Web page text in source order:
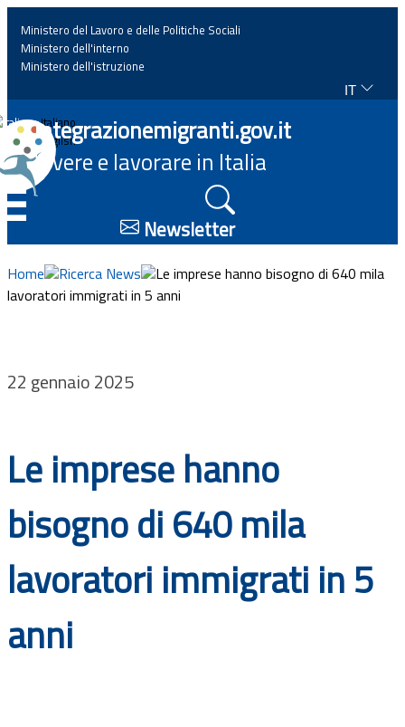
Home
News
Approfondimenti
Eventi
Progetti
Bandi
Guide
Ministero del Lavoro e delle Politiche Sociali
Ministero dell'interno
Ministero dell'istruzione
IT
Italiano
English
Integrazionemigranti.gov.it
Vivere e lavorare in Italia
Newsletter
Home Ricerca News
Le imprese hanno bisogno di 640 mila
lavoratori immigrati in 5 anni
22 gennaio 2025
Le imprese hanno
bisogno di 640 mila
lavoratori immigrati in 5
anni